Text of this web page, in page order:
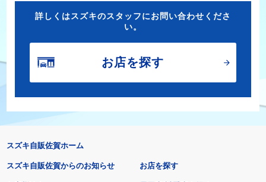
詳しくはスズキのスタッフにお問い合わせくださ
い。
お店を探す
スズキ自販佐賀ホーム
スズキ自販佐賀からのお知らせ お店を探す